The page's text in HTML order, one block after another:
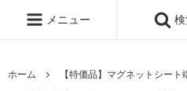
メニュー
ホーム
【特価品】マグネットシート